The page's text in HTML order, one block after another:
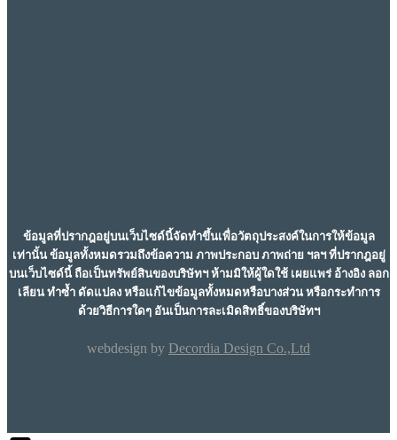
ข้อมูลที่ปรากฎอยู่บนเว็บไซด์นี้จัดทำขึ้นเพื่อวัตถุประสงค์ในการให้ข้อมูล
เท่านั้น ข้อมูลทั้งหมดรวมถึงข้อความ ภาพประกอบ ภาพถ่าย ฯลฯ ที่ปรากฎอยู่
บนเว็บไซด์นี้ ถือเป็นทรัพย์สินของบริษัทฯ ห้ามมิให้ผู้ใดใช้ เผยแพร่ อ้างอิง ลอก
เลียน ทำซ้ำ ดัดแปลง หรือแก้ไขข้อมูลทั้งหมดหรือบางส่วน หรือกระทำการ
ด้วยวิธีการใดๆ อันเป็นการละเมิดสิทธิ์ของบริษัทฯ
webdesign by Decordia Design Co.,Ltd